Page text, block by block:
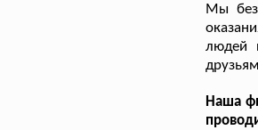
Мы без
людей
Наша